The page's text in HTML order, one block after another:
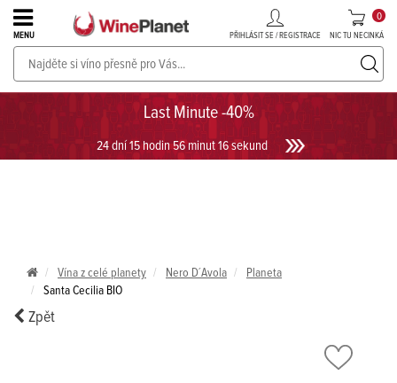
Last Minute -40%
24 dní 15 hodin 56 minut 16 sekund
MENU PŘIHLÁSIT SE / REGISTRACE NIC TU NECINKÁ
0
PROSECCO v akci až do -30%!UKÁZAT PROSECCO
Vína z celé planety Nero D´Avola
Planeta
Santa Cecilia BIO
Zpět